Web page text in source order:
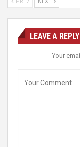
PREV NEXT
LEAVE A REPLY
Your